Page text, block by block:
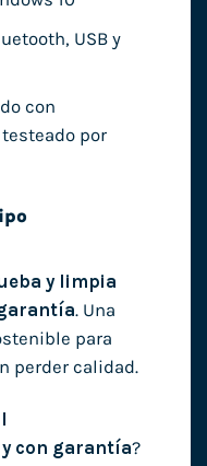
USB y
con
por
y limpia
. Una
para
perder calidad.
con garantía?